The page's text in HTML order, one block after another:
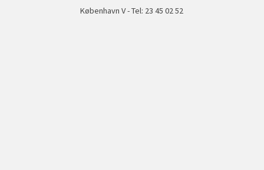
København V - Tel: 23 45 02 52